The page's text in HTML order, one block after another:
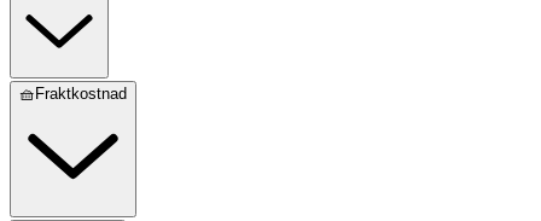
🧺Fraktkostnad